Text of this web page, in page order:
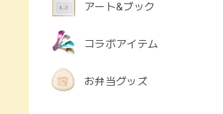
アート&ブック
コラボアイテム
お弁当グッズ